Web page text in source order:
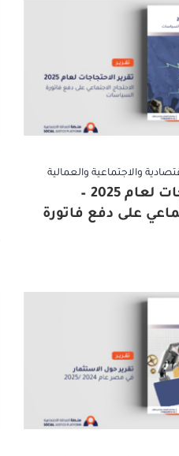
والاجتماعية والعمالية
تقرير الاحتجاجات لعام 2025 –
على دفع فاتورة